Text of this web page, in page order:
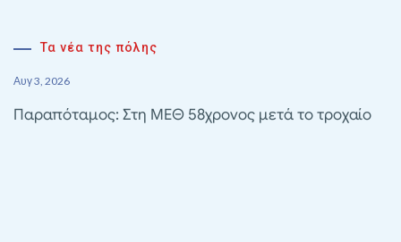
Τα νέα της πόλης
Αυγ 3, 2026
Παραπόταμος: Στη ΜΕΘ 58χρονος μετά το τροχαίο